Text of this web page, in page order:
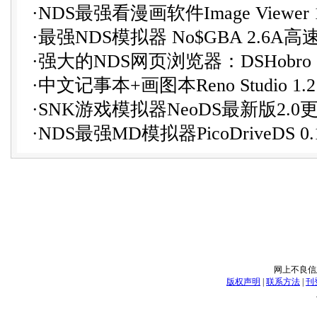
·NDS最强看漫画软件Image Viewer
·最强NDS模拟器 No$GBA 2.6A高
·强大的NDS网页浏览器：DSHobro
·中文记事本+画图本Reno Studio
·SNK游戏模拟器NeoDS最新版2.0
·NDS最强MD模拟器PicoDriveDS
网上不良
版权声明
联系方法 刊